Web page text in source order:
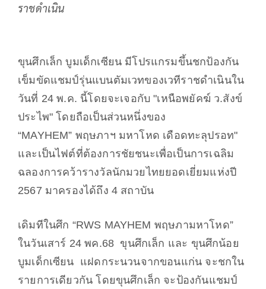
ราชดำเนิน
ขุนศึกเล็ก บูมเด็กเซียน มีโปรแกรมขึ้นชกป้องกัน
เข็มขัดแชมป์รุ่นแบนตัมเวทของเวทีราชดำเนินใน
วันที่ 24 พ.ค. นี้โดยจะเจอกับ "เหนือพยัคฆ์ ว.สังข์
ประไพ" โดยถือเป็นส่วนหนึ่งของ
“MAYHEM” พฤษภาฯ มหาโหด เดือดทะลุปรอท"
และเป็นไฟต์ที่ต้องการชัยชนะเพื่อเป็นการเฉลิม
ฉลองการคว้ารางวัลนักมวยไทยยอดเยี่ยมแห่งปี
2567 มาครองได้ถึง 4 สถาบัน
เดิมทีในศึก “RWS MAYHEM พฤษภามหาโหด”
ในวันเสาร์ 24 พค.68 ขุนศึกเล็ก และ ขุนศึกน้อย
บูมเด็กเซียน แฝดกระนวนจากขอนแก่น จะชกใน
รายการเดียวกัน โดยขุนศึกเล็ก จะป้องกันแชมป์